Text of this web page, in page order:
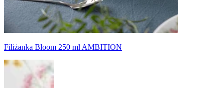
Filiżanka Bloom 250 ml AMBITION